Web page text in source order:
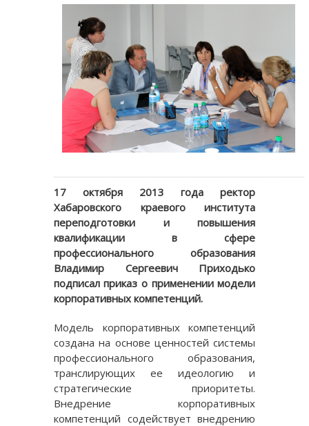
17 октября 2013 года ректор
Хабаровского краевого института
переподготовки и повышения
квалификации в сфере
профессионального образования
Владимир Сергеевич Приходько
подписал приказ о применении модели
корпоративных компетенций.
Модель корпоративных компетенций
создана на основе ценностей системы
профессионального образования,
транслирующих ее идеологию и
стратегические приоритеты.
Внедрение корпоративных
компетенций содействует внедрению